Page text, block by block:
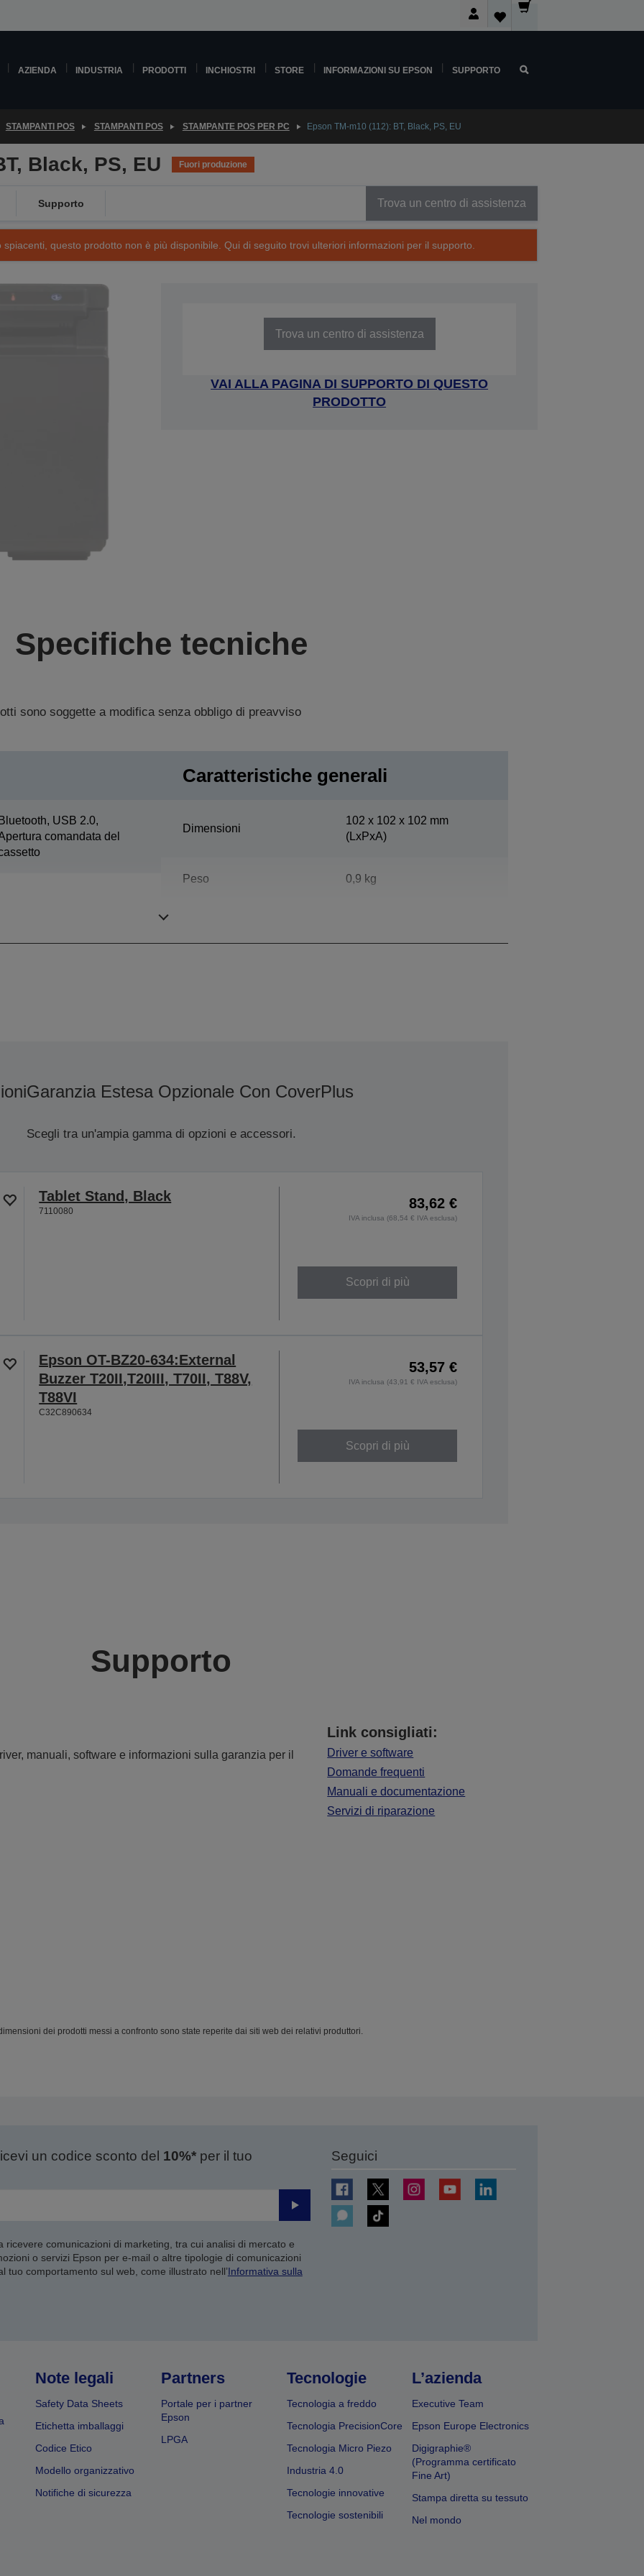
AZIENDA INDUSTRIA PRODOTTI INCHIOSTRI STORE INFORMAZIONI SU EPSON SUPPORTO
STAMPANTI POS STAMPANTI POS STAMPANTE POS PER PC Epson TM-m10 (112): BT, Black, PS, EU
Black, PS, EU Fuori produzione
Supporto Trova un centro di assistenza
questo prodotto non è più disponibile. Qui di seguito trovi ulteriori informazioni per il supporto.
Trova un centro di assistenza
VAI ALLA PAGINA DI SUPPORTO DI QUESTO
PRODOTTO
Specifiche tecniche
sono soggette a modifica senza obbligo di preavviso
USB 2.0,
comandata del
Caratteristiche generali
Dimensioni
102‎ x 102 x 102 mm
(LxPxA)
Peso 0,9 kg
Garanzia Estesa Opzionale Con CoverPlus
Scegli tra un'ampia gamma di opzioni e accessori.
Tablet Stand, Black
7110080 83,62 €
IVA inclusa (68,54 € IVA esclusa)
Scopri di più
Epson OT-BZ20-634:External
Buzzer T20II,T20III, T70II, T88V,
T88VI
C32C890634
53,57 €
IVA inclusa (43,91 € IVA esclusa)
Scopri di più
Supporto
manuali, software e informazioni sulla garanzia per il
Link consigliati:
Driver e software
Domande frequenti
Manuali e documentazione
Servizi di riparazione
dei prodotti messi a confronto sono state reperite dai siti web dei relativi produttori.
un codice sconto del 10%*per il tuo
Invia
comunicazioni di marketing, tra cui analisi di mercato e
o servizi Epson per e-mail o altre tipologie di comunicazioni
comportamento sul web, come illustrato nell’Informativa sulla
Seguici
Note legali
Safety Data Sheets
Etichetta imballaggi
Codice Etico
Modello organizzativo
Notifiche di sicurezza
Partners
Portale per i partner
Epson
LPGA
Tecnologie
Tecnologia a freddo
Tecnologia PrecisionCore
Tecnologia Micro Piezo
Industria 4.0
Tecnologie innovative
Tecnologie sostenibili
L’azienda
Executive Team
Epson Europe Electronics
Digigraphie®
(Programma certificato
Fine Art)
Stampa diretta su tessuto
Nel mondo